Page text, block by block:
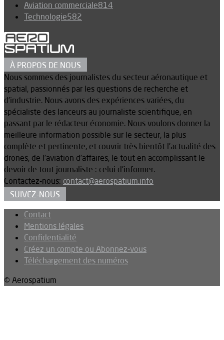
Aviation commerciale814
Technologie582
À PROPOS DE NOUS
Nous sommes des journalistes du secteur aéronautique et
spatial, passionnés par les questions de recherche et
d’industrie. Nous avons des expériences variées, du
spécialiste des lanceurs au journaliste scientifique, en
passant par le rédacteur économie. Nous voulons donner la
meilleure information possible sur le secteur, la plus
complète et pertinente, et couvrir très bientôt l’actualité des
drones, de l’aviation d’affaires, le tout en accomplissant le
devoir de tout journaliste : celui d’informer.
Contactez-nous: contact@aerospatium.info
SUIVEZ-NOUS
Contact
Mentions légales
Confidentialité
Créez un compte ou Abonnez-vous
Téléchargement des numéros
© Aerospatium